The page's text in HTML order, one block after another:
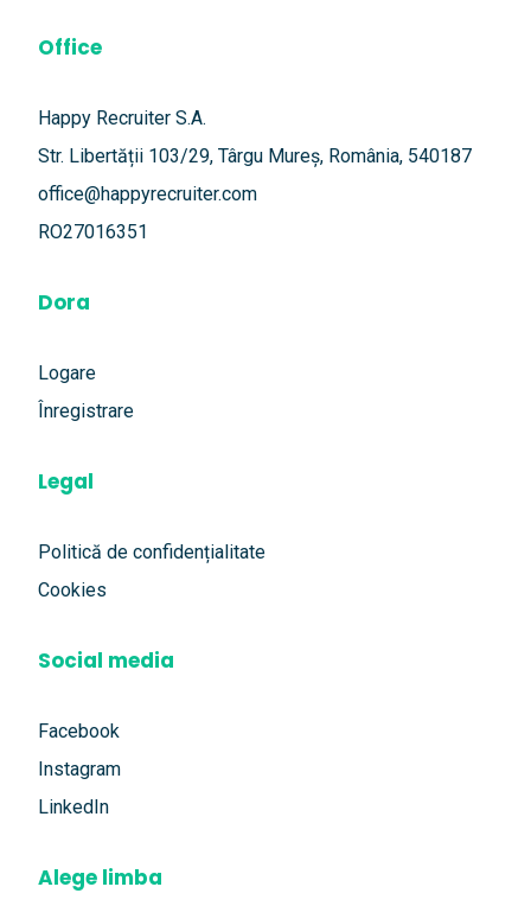
Office
Happy Recruiter S.A.
Str. Libertății 103/29, Târgu Mureș, România, 540187
office@happyrecruiter.com
RO27016351
Dora
Logare
Înregistrare
Legal
Politică de confidențialitate
Cookies
Social media
Facebook
Instagram
LinkedIn
Alege limba